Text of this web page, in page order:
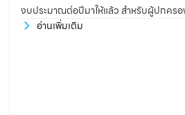
งบประมาณต่อปีมาให้แล้ว สำหรับผู้ปกครอ
วางแผนไปเรียน High School ระยะยาวที่ป
อ่านเพิ่มเติม